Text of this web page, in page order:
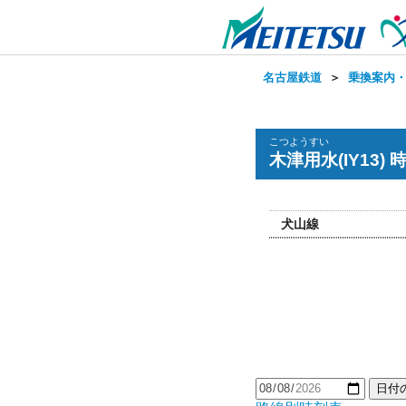
名古屋鉄道 ＞ 乗換案内
こつようすい
木津用水(IY13)
犬山線
日付